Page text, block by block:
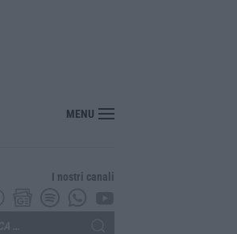
MENU
I nostri canali